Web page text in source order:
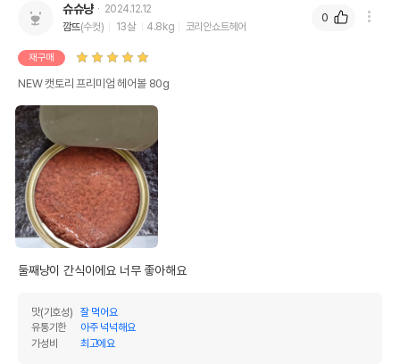
영양정보
슈슈냥
2024.12.12
깜뜨(수컷) 13살 4.8kg 코리안쇼트헤어
재구매
NEW 캣토리 프리미엄 헤어볼 80g
둘째냥이 간식이에요 너무 좋아해요
맛(기호성)
잘 먹어요
유통기한
아주 넉넉해요
가성비
최고에요
0